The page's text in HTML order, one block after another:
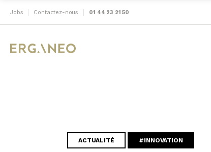
Jobs Contactez-nous 01 44 23 21 50
ACTUALITÉ #INNOVATION